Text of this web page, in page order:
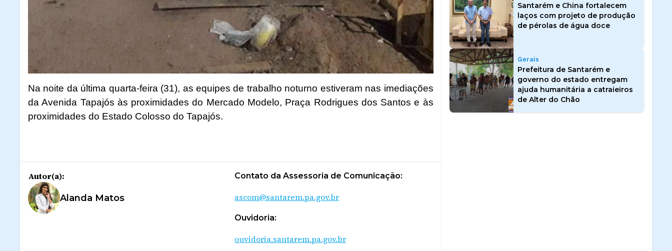
Na noite da última quarta-feira (31), as equipes de trabalho noturno estiveram nas imediações
da Avenida Tapajós às proximidades do Mercado Modelo, Praça Rodrigues dos Santos e às
proximidades do Estado Colosso do Tapajós.
Autor(a):
Alanda Matos
Contato da Assessoria de Comunicação:
ascom@santarem.pa.gov.br
Ouvidoria:
ouvidoria.santarem.pa.gov.br
Santarém e China fortalecem
laços com projeto de produção
de pérolas de água doce
Gerais
Prefeitura de Santarém e
governo do estado entregam
ajuda humanitária a catraieiros
de Alter do Chão